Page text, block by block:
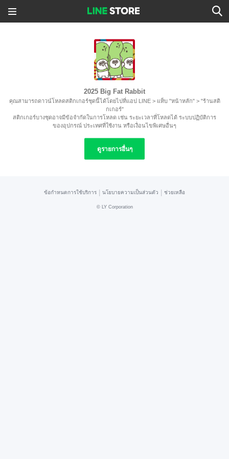
2025 Big Fat Rabbit
คุณสามารถดาวน์โหลดสติกเกอร์ชุดนี้ได้โดยไปที่แอป LINE > แท็บ "หน้าหลัก" > "ร้านสติ
กเกอร์"
สติกเกอร์บางชุดอาจมีข้อจำกัดในการโหลด เช่น ระยะเวลาที่โหลดได้ ระบบปฏิบัติการ
ของอุปกรณ์ ประเทศที่ใช้งาน หรือเงื่อนไขพิเศษอื่นๆ
ดูรายการอื่นๆ
ข้อกำหนดการใช้บริการ นโยบายความเป็นส่วนตัว ช่วยเหลือ
© LY Corporation